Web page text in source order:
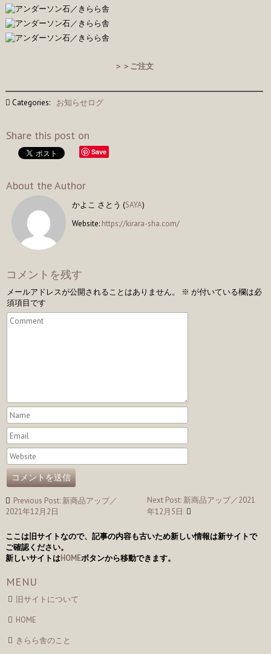
＞＞ご注文
Categories: お知らせログ
Share this post on
Save
About the Author
かよこ さとう (SAYA)
Website: https://kirara-sha.com/
コメントを残す
メールアドレスが公開されることはありません。 ※ が付いている欄は必
須項目です
投
稿
ナ
ビ
ー
シ
ョ
ン
Previous Post: 新商品アップ／
2021年12月2日
Next Post: 新商品アップ／2021
年12月5日
ここは旧サイトなので、記事の内容も古いため新しい情報は新サイトで
ご確認ください。
新しいサイトはHOMEボタンから移動できます。
MENU
旧サイトについて
HOME
きらら舎のこと